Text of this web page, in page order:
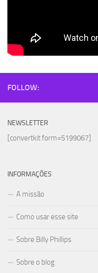
FOLLOW:
NEWSLETTER
[convertkit form=5199067]
INFORMAÇÕES
A missão
Como usar esse site
Sobre Billy Phillips
Sobre o blog